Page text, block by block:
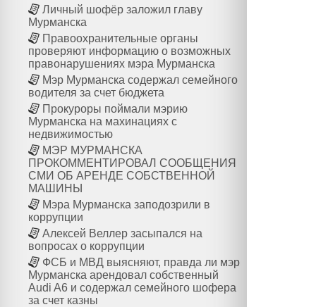
Личный шофёр заложил главу
Мурманска
Правоохранительные органы
проверяют информацию о возможных
правонарушениях мэра Мурманска
Мэр Мурманска содержал семейного
водителя за счет бюджета
Прокуроры поймали мэрию
Мурманска на махинациях с
недвижимостью
МЭР МУРМАНСКА
ПРОКОММЕНТИРОВАЛ СООБЩЕНИЯ
СМИ ОБ АРЕНДЕ СОБСТВЕННОЙ
МАШИНЫ
Мэра Мурманска заподозрили в
коррупции
Алексей Веллер засыпался на
вопросах о коррупции
ФСБ и МВД выясняют, правда ли мэр
Мурманска арендовал собственный
Audi A6 и содержал семейного шофера
за счет казны